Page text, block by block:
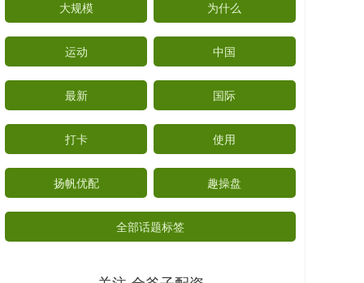
大规模 为什么
运动 中国
最新 国际
打卡 使用
扬帆优配 趣操盘
全部话题标签